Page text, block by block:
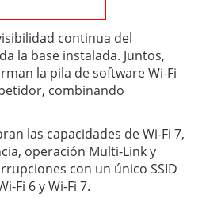
continua del
la base instalada. Juntos,
la pila de software Wi-Fi
combinando
las capacidades de Wi-Fi 7,
operación Multi-Link y
con un único SSID
Fi 6 y Wi-Fi 7.